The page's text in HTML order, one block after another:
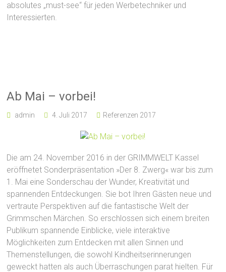
absolutes „must-see“ für jeden Werbetechniker und
Interessierten.
Ab Mai – vorbei!
admin 4. Juli 2017 Referenzen 2017
Die am 24. November 2016 in der GRIMMWELT Kassel
eröffnetet Sonderpräsentation »Der 8. Zwerg« war bis zum
1. Mai eine Sonderschau der Wunder, Kreativität und
spannenden Entdeckungen. Sie bot Ihren Gästen neue und
vertraute Perspektiven auf die fantastische Welt der
Grimmschen Märchen. So erschlossen sich einem breiten
Publikum spannende Einblicke, viele interaktive
Möglichkeiten zum Entdecken mit allen Sinnen und
Themenstellungen, die sowohl Kindheitserinnerungen
geweckt hatten als auch Überraschungen parat hielten. Für